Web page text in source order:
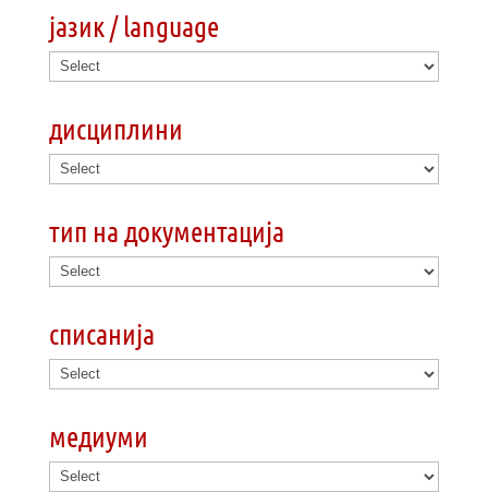
јазик / language
дисциплини
тип на документација
списанија
медиуми